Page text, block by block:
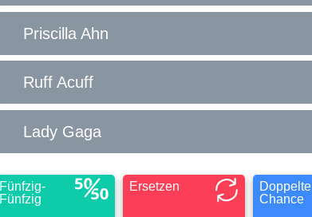
Priscilla Ahn
Ruff Acuff
Lady Gaga
Fünfzig-
Fünfzig
Ersetzen
Doppelte
Chance